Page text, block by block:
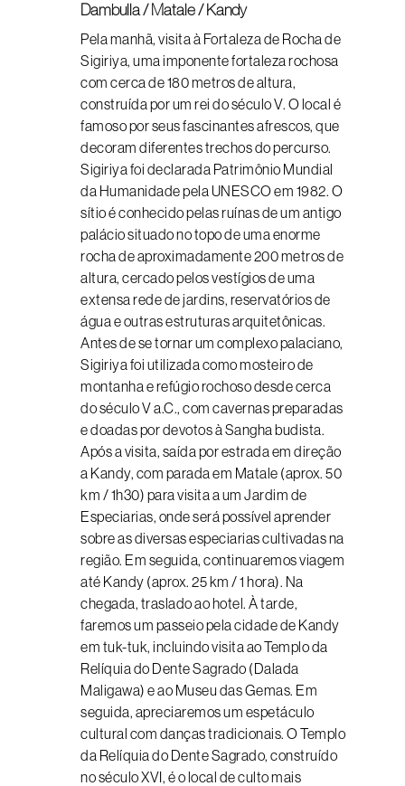
Dambulla / Matale / Kandy
Pela manhã, visita à Fortaleza de Rocha de
Sigiriya, uma imponente fortaleza rochosa
com cerca de 180 metros de altura,
construída por um rei do século V. O local é
famoso por seus fascinantes afrescos, que
decoram diferentes trechos do percurso.
Sigiriya foi declarada Patrimônio Mundial
da Humanidade pela UNESCO em 1982. O
sítio é conhecido pelas ruínas de um antigo
palácio situado no topo de uma enorme
rocha de aproximadamente 200 metros de
altura, cercado pelos vestígios de uma
extensa rede de jardins, reservatórios de
água e outras estruturas arquitetônicas.
Antes de se tornar um complexo palaciano,
Sigiriya foi utilizada como mosteiro de
montanha e refúgio rochoso desde cerca
do século V a.C., com cavernas preparadas
e doadas por devotos à Sangha budista.
Após a visita, saída por estrada em direção
a Kandy, com parada em Matale (aprox. 50
km / 1h30) para visita a um Jardim de
Especiarias, onde será possível aprender
sobre as diversas especiarias cultivadas na
região. Em seguida, continuaremos viagem
até Kandy (aprox. 25 km / 1 hora). Na
chegada, traslado ao hotel. À tarde,
faremos um passeio pela cidade de Kandy
em tuk-tuk, incluindo visita ao Templo da
Relíquia do Dente Sagrado (Dalada
Maligawa) e ao Museu das Gemas. Em
seguida, apreciaremos um espetáculo
cultural com danças tradicionais. O Templo
da Relíquia do Dente Sagrado, construído
no século XVI, é o local de culto mais